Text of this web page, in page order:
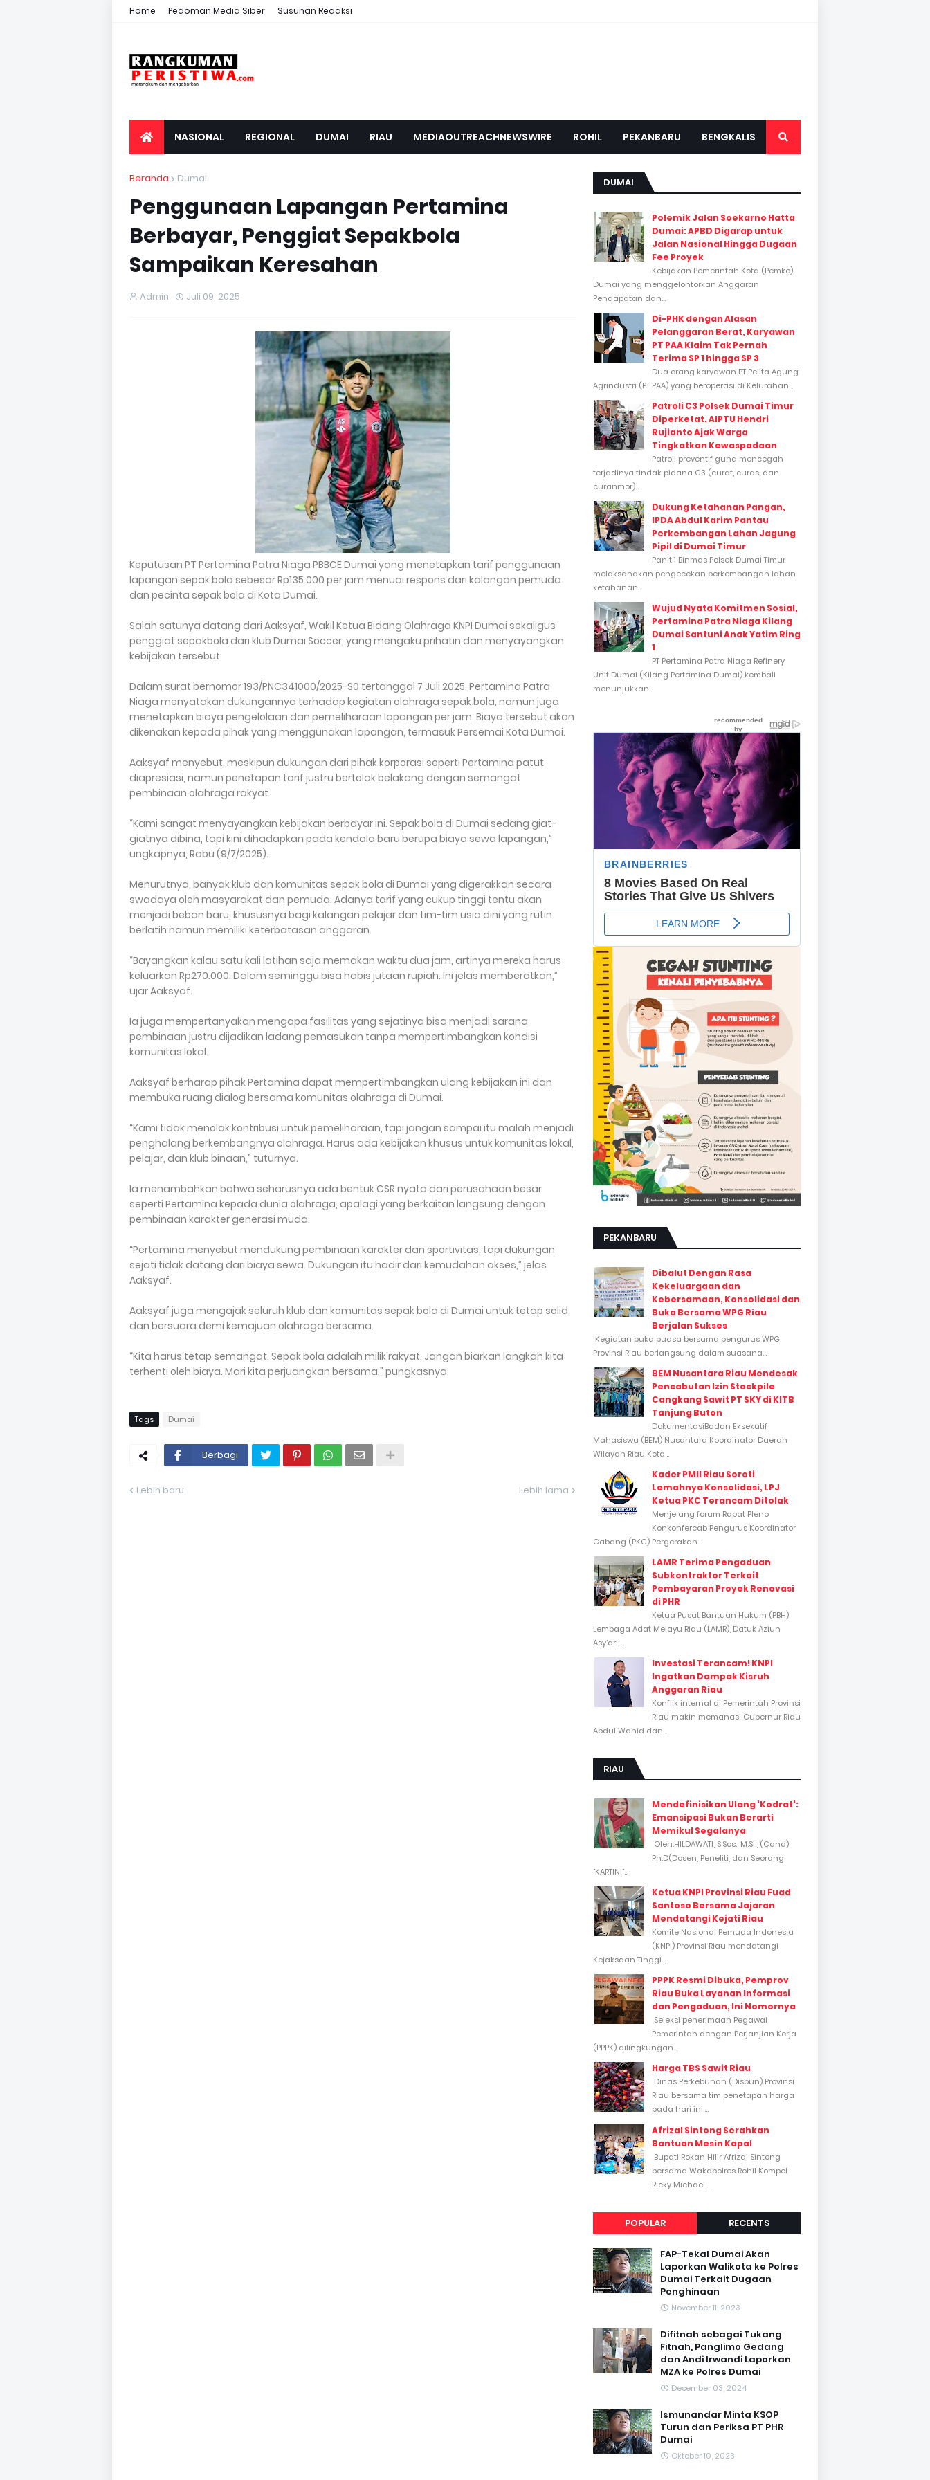
Home Pedoman Media Siber Susunan Redaksi
NASIONAL REGIONAL DUMAI RIAU MEDIAOUTREACHNEWSWIRE ROHIL PEKANBARU BENGKALIS
Beranda Dumai
Penggunaan Lapangan Pertamina
Berbayar, Penggiat Sepakbola
Sampaikan Keresahan
Admin Juli 09, 2025
Keputusan PT Pertamina Patra Niaga PBBCE Dumai yang menetapkan tarif penggunaan
lapangan sepak bola sebesar Rp135.000 per jam menuai respons dari kalangan pemuda
dan pecinta sepak bola di Kota Dumai.
Salah satunya datang dari Aaksyaf, Wakil Ketua Bidang Olahraga KNPI Dumai sekaligus
penggiat sepakbola dari klub Dumai Soccer, yang mengaku prihatin dan menyayangkan
kebijakan tersebut.
Dalam surat bernomor 193/PNC341000/2025-S0 tertanggal 7 Juli 2025, Pertamina Patra
Niaga menyatakan dukungannya terhadap kegiatan olahraga sepak bola, namun juga
menetapkan biaya pengelolaan dan pemeliharaan lapangan per jam. Biaya tersebut akan
dikenakan kepada pihak yang menggunakan lapangan, termasuk Persemai Kota Dumai.
Aaksyaf menyebut, meskipun dukungan dari pihak korporasi seperti Pertamina patut
diapresiasi, namun penetapan tarif justru bertolak belakang dengan semangat
pembinaan olahraga rakyat.
“Kami sangat menyayangkan kebijakan berbayar ini. Sepak bola di Dumai sedang giat-
giatnya dibina, tapi kini dihadapkan pada kendala baru berupa biaya sewa lapangan,”
ungkapnya, Rabu (9/7/2025).
Menurutnya, banyak klub dan komunitas sepak bola di Dumai yang digerakkan secara
swadaya oleh masyarakat dan pemuda. Adanya tarif yang cukup tinggi tentu akan
menjadi beban baru, khususnya bagi kalangan pelajar dan tim-tim usia dini yang rutin
berlatih namun memiliki keterbatasan anggaran.
“Bayangkan kalau satu kali latihan saja memakan waktu dua jam, artinya mereka harus
keluarkan Rp270.000. Dalam seminggu bisa habis jutaan rupiah. Ini jelas memberatkan,”
ujar Aaksyaf.
Ia juga mempertanyakan mengapa fasilitas yang sejatinya bisa menjadi sarana
pembinaan justru dijadikan ladang pemasukan tanpa mempertimbangkan kondisi
komunitas lokal.
Aaksyaf berharap pihak Pertamina dapat mempertimbangkan ulang kebijakan ini dan
membuka ruang dialog bersama komunitas olahraga di Dumai.
“Kami tidak menolak kontribusi untuk pemeliharaan, tapi jangan sampai itu malah menjadi
penghalang berkembangnya olahraga. Harus ada kebijakan khusus untuk komunitas lokal,
pelajar, dan klub binaan,” tuturnya.
Ia menambahkan bahwa seharusnya ada bentuk CSR nyata dari perusahaan besar
seperti Pertamina kepada dunia olahraga, apalagi yang berkaitan langsung dengan
pembinaan karakter generasi muda.
“Pertamina menyebut mendukung pembinaan karakter dan sportivitas, tapi dukungan
sejati tidak datang dari biaya sewa. Dukungan itu hadir dari kemudahan akses,” jelas
Aaksyaf.
Aaksyaf juga mengajak seluruh klub dan komunitas sepak bola di Dumai untuk tetap solid
dan bersuara demi kemajuan olahraga bersama.
“Kita harus tetap semangat. Sepak bola adalah milik rakyat. Jangan biarkan langkah kita
terhenti oleh biaya. Mari kita perjuangkan bersama,” pungkasnya.
Tags Dumai
Berbagi
Lebih baru Lebih lama
DUMAI
Polemik Jalan Soekarno Hatta
Dumai: APBD Digarap untuk
Jalan Nasional Hingga Dugaan
Fee Proyek
Kebijakan Pemerintah Kota (Pemko)
Dumai yang menggelontorkan Anggaran
Pendapatan dan...
Di-PHK dengan Alasan
Pelanggaran Berat, Karyawan
PT PAA Klaim Tak Pernah
Terima SP 1 hingga SP 3
Dua orang karyawan PT Pelita Agung
Agrindustri (PT PAA) yang beroperasi di Kelurahan...
Patroli C3 Polsek Dumai Timur
Diperketat, AIPTU Hendri
Rujianto Ajak Warga
Tingkatkan Kewaspadaan
Patroli preventif guna mencegah
terjadinya tindak pidana C3 (curat, curas, dan
curanmor)...
Dukung Ketahanan Pangan,
IPDA Abdul Karim Pantau
Perkembangan Lahan Jagung
Pipil di Dumai Timur
Panit 1 Binmas Polsek Dumai Timur
melaksanakan pengecekan perkembangan lahan
ketahanan...
Wujud Nyata Komitmen Sosial,
Pertamina Patra Niaga Kilang
Dumai Santuni Anak Yatim Ring
1
PT Pertamina Patra Niaga Refinery
Unit Dumai (Kilang Pertamina Dumai) kembali
menunjukkan...
PEKANBARU
Dibalut Dengan Rasa
Kekeluargaan dan
Kebersamaan, Konsolidasi dan
Buka Bersama WPG Riau
Berjalan Sukses
Kegiatan buka puasa bersama pengurus WPG
Provinsi Riau berlangsung dalam suasana...
BEM Nusantara Riau Mendesak
Pencabutan Izin Stockpile
Cangkang Sawit PT SKY di KITB
Tanjung Buton
DokumentasiBadan Eksekutif
Mahasiswa (BEM) Nusantara Koordinator Daerah
Wilayah Riau Kota...
Kader PMII Riau Soroti
Lemahnya Konsolidasi, LPJ
Ketua PKC Terancam Ditolak
Menjelang forum Rapat Pleno
Konkonfercab Pengurus Koordinator
Cabang (PKC) Pergerakan...
LAMR Terima Pengaduan
Subkontraktor Terkait
Pembayaran Proyek Renovasi
di PHR
Ketua Pusat Bantuan Hukum (PBH)
Lembaga Adat Melayu Riau (LAMR), Datuk Aziun
Asy’ari,...
Investasi Terancam! KNPI
Ingatkan Dampak Kisruh
Anggaran Riau
Konflik internal di Pemerintah Provinsi
Riau makin memanas! Gubernur Riau
Abdul Wahid dan...
RIAU
Mendefinisikan Ulang 'Kodrat':
Emansipasi Bukan Berarti
Memikul Segalanya
Oleh:HILDAWATI, S.Sos., M.Si., (Cand)
Ph.D(Dosen, Peneliti, dan Seorang
"KARTINI"...
Ketua KNPI Provinsi Riau Fuad
Santoso Bersama Jajaran
Mendatangi Kejati Riau
Komite Nasional Pemuda Indonesia
(KNPI) Provinsi Riau mendatangi
Kejaksaan Tinggi...
PPPK Resmi Dibuka, Pemprov
Riau Buka Layanan Informasi
dan Pengaduan, Ini Nomornya
Seleksi penerimaan Pegawai
Pemerintah dengan Perjanjian Kerja
(PPPK) dilingkungan...
Harga TBS Sawit Riau
Dinas Perkebunan (Disbun) Provinsi
Riau bersama tim penetapan harga
pada hari ini,...
Afrizal Sintong Serahkan
Bantuan Mesin Kapal
Bupati Rokan Hilir Afrizal Sintong
bersama Wakapolres Rohil Kompol
Ricky Michael...
POPULAR RECENTS
FAP-Tekal Dumai Akan
Laporkan Walikota ke Polres
Dumai Terkait Dugaan
Penghinaan
November 11, 2023
Difitnah sebagai Tukang
Fitnah, Panglimo Gedang
dan Andi Irwandi Laporkan
MZA ke Polres Dumai
Desember 03, 2024
Ismunandar Minta KSOP
Turun dan Periksa PT PHR
Dumai
Oktober 10, 2023